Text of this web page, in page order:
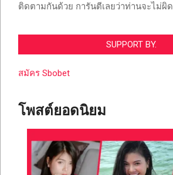
ติดตามกันด้วย การันตีเลยว่าท่านจะไม่ผิ
SUPPORT BY.
สมัคร Sbobet
โพสต์ยอดนิยม